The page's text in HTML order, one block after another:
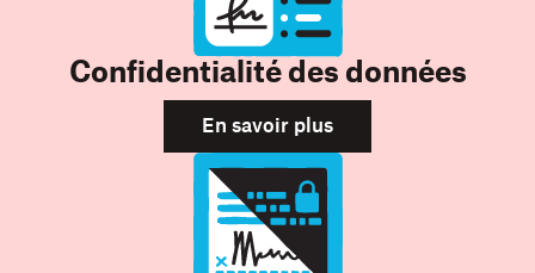
Confidentialité des données
En savoir plus